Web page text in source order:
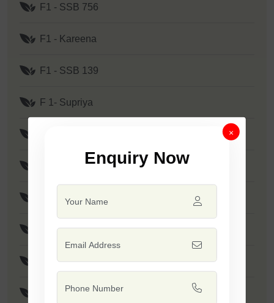
F1 - SSB 756
F1 - Kareena
F1 - SSB 139
F 1- Supriya
F1 - SSB 807
F1 - Mallika
F1 - Tejas
F1 - Tadka
F1 - Minakshi / SSB 133
×
Enquiry Now